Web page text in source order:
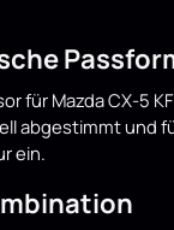
für Mazda CX-5
abgestimmt und
ein.